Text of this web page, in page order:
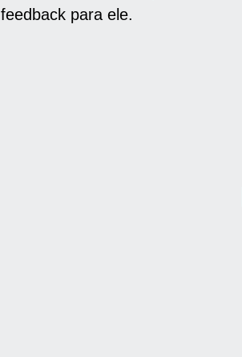
feedback para ele.